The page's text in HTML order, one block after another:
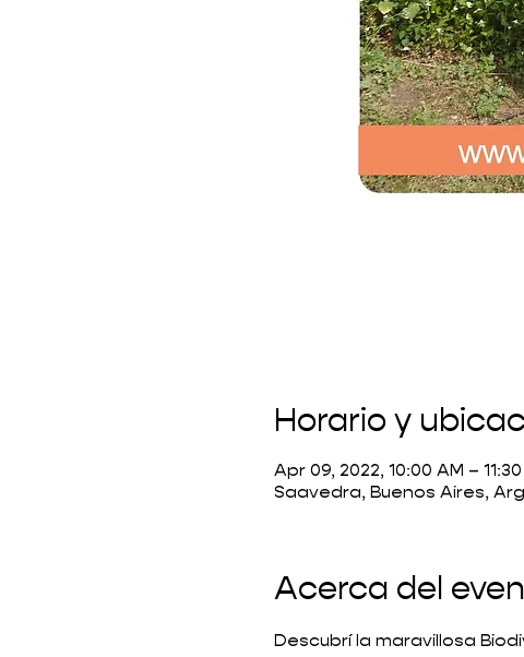
Horario y
Apr 09, 2022, 10:00 AM – 11:30
Saavedra, Buenos Aires,
Acerca del
Descubrí la maravillosa